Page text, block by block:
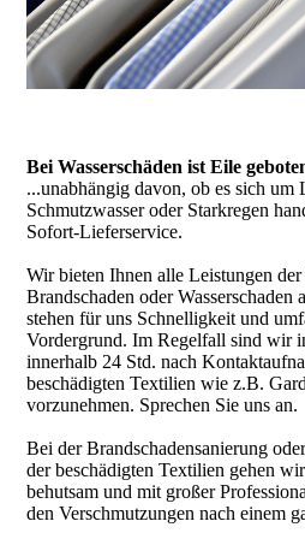
Bei Wasserschäden ist Eile
...unabhängig davon, ob es sich um
Schmutzwasser oder Starkregen
Sofort-Lieferservice.
Wir bieten Ihnen alle Leistungen
Brandschaden oder Wasserschaden
stehen für uns Schnelligkeit und
Vordergrund. Im Regelfall sind wir
innerhalb 24 Std. nach
beschädigten Textilien wie z.B.
vorzunehmen. Sprechen Sie uns an.
Bei der Brandschadensanierung
der beschädigten Textilien gehen
behutsam und mit großer
den Verschmutzungen nach einem